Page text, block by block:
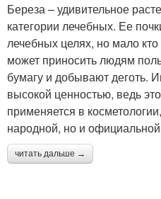
Береза – удивительное
категории лечебных. Ее
лечебных целях, но мало
может приносить людям
бумагу и добывают деготь.
высокой ценностью, ведь
применяется в
народной, но и
читать дальше →